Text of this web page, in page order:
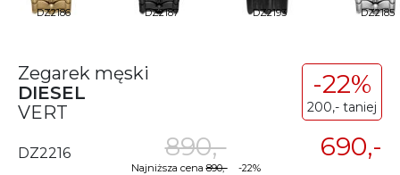
DZ2186 DZ2187 DZ2193 DZ2185
Zegarek męski
DIESEL
VERT
-22%
200,- taniej
DZ2216 690,-
890,-
Najniższa cena890,--22%